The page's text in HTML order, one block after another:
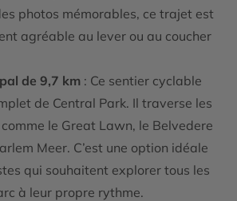
photos mémorables, ce trajet est
agréable au lever ou au coucher
de 9,7 km : Ce sentier cyclable
de Central Park. Il traverse les
le Great Lawn, le Belvedere
Meer. C’est une option idéale
qui souhaitent explorer tous les
à leur propre rythme.